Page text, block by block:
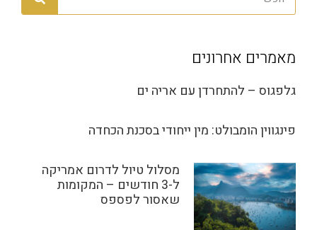
מאמרים אחרונים
גלפגוס – להתחרדן עם אריה ים
פינגווין הומבולט: מין ייחודי בסכנת הכחדה
מסלול טיול לדרום אמריקה
ל-3 חודשים – המקומות
שאסור לפספס